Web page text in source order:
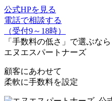
公式HPを見る
電話で相談する
（受付9～18時）
「手数料の低さ」 で選ぶなら
エヌエスパートナーズ
顧客にあわせて
柔軟に手数料を設定